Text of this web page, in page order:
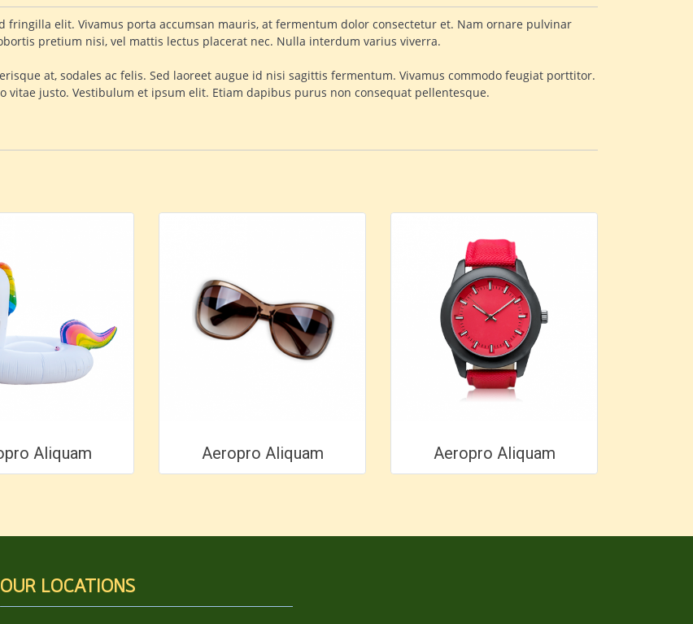
fringilla elit. Vivamus porta accumsan mauris, at fermentum dolor consectetur et. Nam ornare pulvinar
pretium nisi, vel mattis lectus placerat nec. Nulla interdum varius viverra.
at, sodales ac felis. Sed laoreet augue id nisi sagittis fermentum. Vivamus commodo feugiat porttitor.
vitae justo. Vestibulum et ipsum elit. Etiam dapibus purus non consequat pellentesque.
Aliquam Aeropro Aliquam Aeropro Aliquam
OUR LOCATIONS